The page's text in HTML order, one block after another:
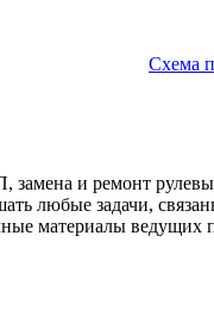
Схема
и ремонт
любые задачи,
материалы ведущих